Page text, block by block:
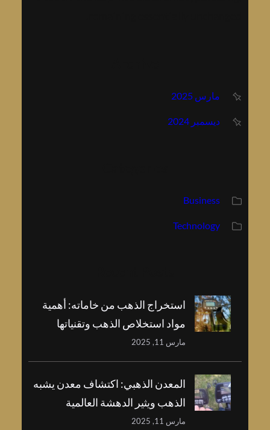
مارس 2025
ديسمبر 2024
Business
Technology
استخراج الذهب من خاماته: أهمية
مواد استخلاص الذهب وتقنياتها
مارس 11, 2025
المعدن الذهبي: اكتشاف معدن يشبه
الذهب ويثير الدهشة العالمية
مارس 11, 2025